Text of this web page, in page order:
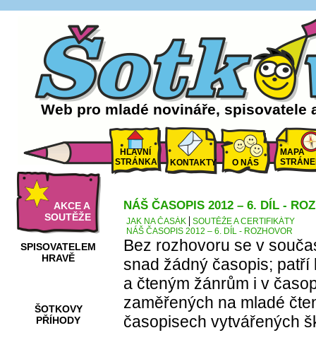
Web pro mladé novináře, spisovatele
HLAVNÍ
STRÁNKA
KONTAKTY O NÁS
MAPA
AKCE A
SOUTĚŽE
SPISOVATELEM
HRAVĚ
ŠOTKOVY
PŘÍHODY
NÁŠ ČASOPIS 2012 – 6. DÍL -
JAK NA ČASÁK
SOUTĚŽE A CERTIFIKÁTY
NÁŠ ČASOPIS 2012 – 6. DÍL - ROZHOVOR
Bez rozhovoru se v
snad žádný časopis; patří
a čteným žánrům i v
zaměřených na mladé
časopisech vytvářených